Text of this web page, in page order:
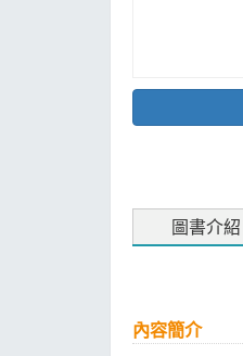
圖書介紹
內容簡介